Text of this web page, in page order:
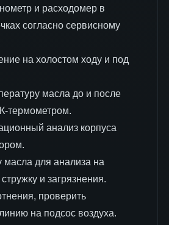
и расходомер в
согласно сервисному
на холостом ходу и под
масла до и после
термометром.
анализ корпуса
масла для анализа на
и загрязнения.
проверить
на подсос воздуха.